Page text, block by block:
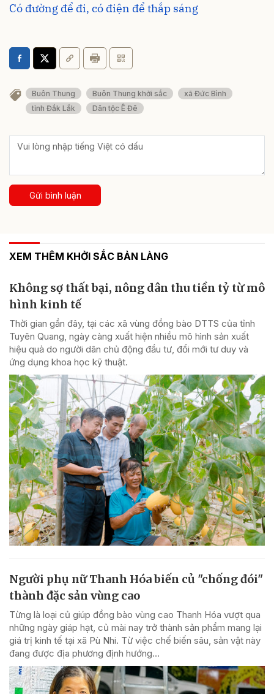
Có đường để đi, có điện để thắp sáng
Buôn Thung Buôn Thung khởi sắc
xã Đức Bình
tỉnh Đắk Lắk
Dân tộc Ê Đê
Gửi bình luận
XEM THÊM KHỞI SẮC BẢN LÀNG
Không sợ thất bại, nông dân thu tiền tỷ từ mô
hình kinh tế
Thời gian gần đây, tại các xã vùng đồng bào DTTS của tỉnh
Tuyên Quang, ngày càng xuất hiện nhiều mô hình sản xuất
hiệu quả do người dân chủ động đầu tư, đổi mới tư duy và
ứng dụng khoa học kỹ thuật.
Người phụ nữ Thanh Hóa biến củ "chống đói"
thành đặc sản vùng cao
Từng là loại củ giúp đồng bào vùng cao Thanh Hóa vượt qua
những ngày giáp hạt, củ mài nay trở thành sản phẩm mang lại
giá trị kinh tế tại xã Pù Nhi. Từ việc chế biến sâu, sản vật này
đang được địa phương định hướng...